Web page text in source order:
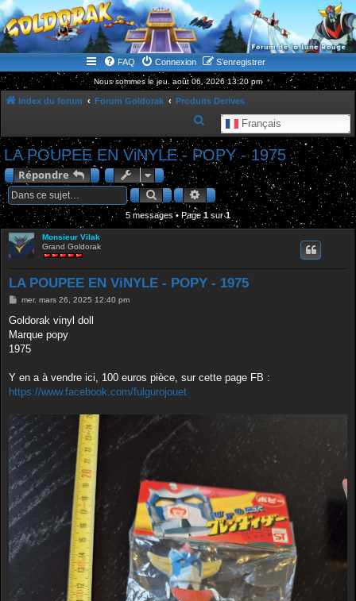
WWW.GOLDORAKGO.COM
le site de la Lune Rouge
FAQ Connexion S’enregistrer
Nous sommes le jeu. août 06, 2026 13:20 pm
Index du forum Forum Goldorak Produits Derives
Français
e
c
e
r
LA POUPEE EN ViNYLE - POPY - 1975
Répondre
RechercherRecherche avancée
5 messages • Page 1sur1
Monsieur Vilak
Grand Goldorak
LA POUPEE EN ViNYLE - POPY - 1975
M
s
a
g
mer. mars 26, 2025 12:40 pm
Goldorak vinyl doll
Marque popy
1975
Y en a à vendre ici, 100 euros pièce, sur cette page FB :
https://www.facebook.com/fulgurojouet